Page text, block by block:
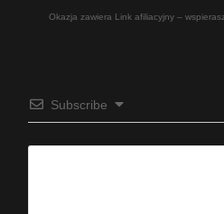
Okazja zawiera Link afiliacyjny –
Subscribe